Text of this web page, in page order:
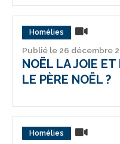
Homélies
Publié le 26 décembre
NOËL LA JOIE
LE PÈRE NOËL ?
Homélies